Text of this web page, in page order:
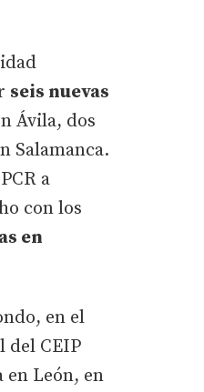
seis nuevas
Ávila, dos
Salamanca.
a
con los
en
en el
del CEIP
en León, en